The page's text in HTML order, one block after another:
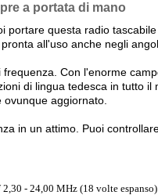
a portata di mano
portare questa radio
all'uso anche negli
Con l'enorme
di lingua tedesca in tutto il
aggiornato.
in un attimo. Puoi
- 24,00 MHz (18 volte espanso)